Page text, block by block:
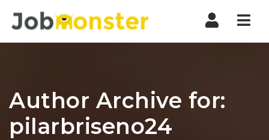
Author Archive for:
pilarbriseno24